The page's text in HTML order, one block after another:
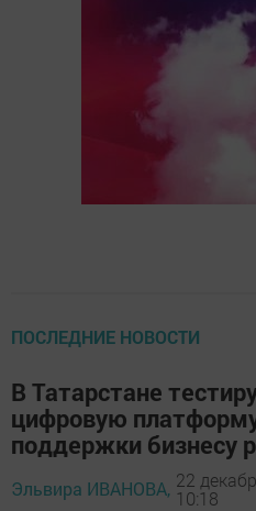
ПОСЛЕДНИЕ НОВОСТИ
В Татарстане
цифровую
поддержки бизнесу
Эльвира ИВАНОВА, 22
10:18